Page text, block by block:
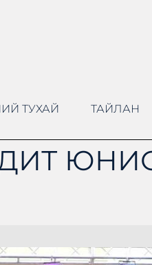
ТУХАЙ ТАЙЛАН